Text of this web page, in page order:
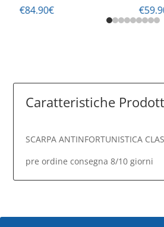
€84.90€ €
Caratteristiche
SCARPA ANTINFORTUNISTICA
pre ordine consegna 8/10 giorni